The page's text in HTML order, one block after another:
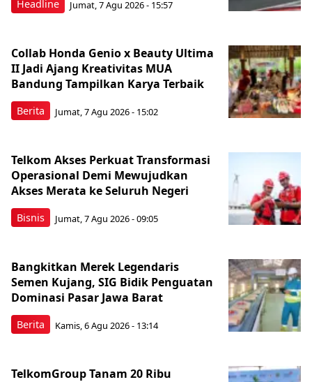
Headline Jumat, 7 Agu 2026 - 15:57
Berita
Collab Honda Genio x Beauty Ultima
II Jadi Ajang Kreativitas MUA
Bandung Tampilkan Karya Terbaik
Jumat, 7 Agu 2026 - 15:02
Bisnis
Telkom Akses Perkuat Transformasi
Operasional Demi Mewujudkan
Akses Merata ke Seluruh Negeri
Jumat, 7 Agu 2026 - 09:05
Berita
Bangkitkan Merek Legendaris
Semen Kujang, SIG Bidik Penguatan
Dominasi Pasar Jawa Barat
Kamis, 6 Agu 2026 - 13:14
TelkomGroup Tanam 20 Ribu